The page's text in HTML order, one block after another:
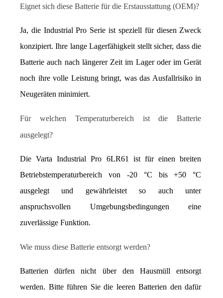
Eignet sich diese Batterie für die Erstausstattung (OEM)?
Ja, die Industrial Pro Serie ist speziell für diesen Zweck
konzipiert. Ihre lange Lagerfähigkeit stellt sicher, dass die
Batterie auch nach längerer Zeit im Lager oder im Gerät
noch ihre volle Leistung bringt, was das Ausfallrisiko in
Neugeräten minimiert.
Für welchen Temperaturbereich ist die Batterie
ausgelegt?
Die Varta Industrial Pro 6LR61 ist für einen breiten
Betriebstemperaturbereich von -20 °C bis +50 °C
ausgelegt und gewährleistet so auch unter
anspruchsvollen Umgebungsbedingungen eine
zuverlässige Funktion.
Wie muss diese Batterie entsorgt werden?
Batterien dürfen nicht über den Hausmüll entsorgt
werden. Bitte führen Sie die leeren Batterien den dafür